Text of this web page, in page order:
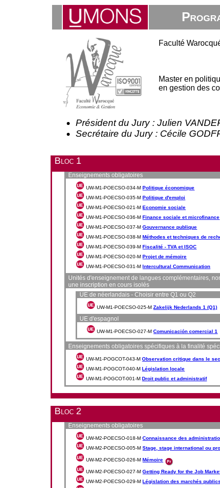
Faculté
Master en
en gestion des
Président du Jury : Julien
Secrétaire du Jury : Cécile
Bloc 1
Enseignements obligatoires
UW-M1-POECSO-034-MPolitique économique
UW-M1-POECSO-035-MPolitique d'emploi
UW-M1-POECSO-021-MEconomie sociale
UW-M1-POECSO-036-MFinance sociale et microfinance
UW-M1-POECSO-037-MGouvernance publique
UW-M1-POECSO-038-MMéthodes et techniques de
UW-M1-POECSO-039-MFiscalité - TVA et ISOC
UW-M1-POECSO-020-MProjet de mémoire
UW-M1-POECSO-031-MIntercultural Communication
Unités d'enseignement de langues complémentaires,
une inscription en cours isolés
UE de néerlandais - Choisir entre Q1 ou Q2
UW-M1-POECSO-025-MZakelijk Nederlands 1 (Q1)
UE d'espagnol
UW-M1-POECSO-027-MComunicación comercial 1
Enseignements obligatoires spécifiques à la finalité
UW-M1-POGCOT-043-MObservation critique dans le
UW-M1-POGCOT-040-MLégislation locale
UW-M1-POGCOT-001-MDroit public et administratif
Bloc 2
Enseignements obligatoires
UW-M2-POECSO-018-MConnaissance des
UW-M2-POECSO-005-MStage, stage international ou
UW-M2-POECSO-026-MMémoire
UW-M2-POECSO-027-MGetting Ready for the Job
UW-M2-POECSO-029-MLégislation des marchés